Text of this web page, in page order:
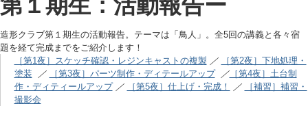
第１期生：活動報告ー
造形クラブ第１期生の活動報告。テーマは「鳥人」。全5回の講義と各々宿
題を経て完成までをご紹介します！
［第1夜］スケッチ確認・レジンキャストの複製 ／
［第2夜］下地処理・
塗装 ／ ［第3夜］パーツ制作・ディテールアップ／［第4夜］土台制
作・ディティールアップ／ ［第5夜］仕上げ・完成！ ／
［補習］補習・
撮影会